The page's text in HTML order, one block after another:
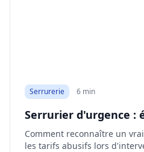
Serrurerie 6 min
Serrurier d'urgence :
Comment reconnaître un
les tarifs abusifs lors